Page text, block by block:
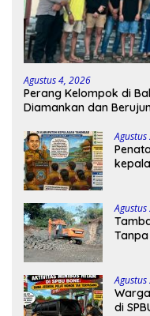
Agustus 4, 2026
Perang Kelompok di
Diamankan dan
di